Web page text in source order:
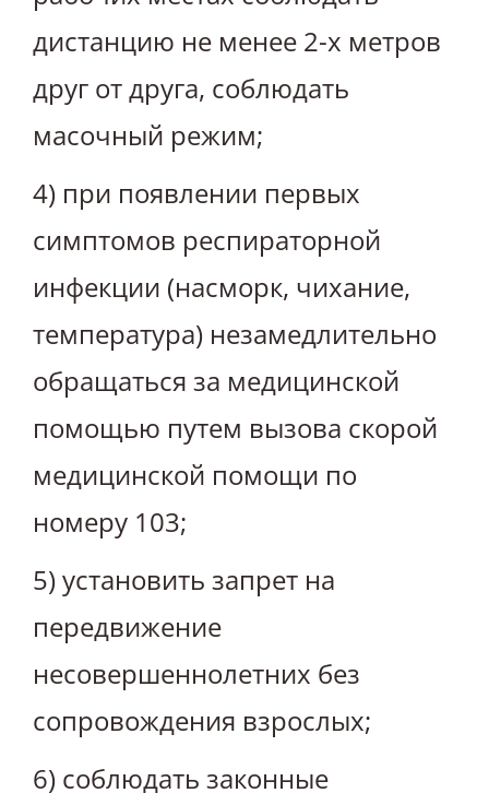
дистанцию не менее 2-х метров
друг от друга, соблюдать
масочный режим;
4) при появлении первых
симптомов респираторной
инфекции (насморк, чихание,
температура) незамедлительно
обращаться за медицинской
помощью путем вызова скорой
медицинской помощи по
номеру 103;
5) установить запрет на
передвижение
несовершеннолетних без
сопровождения взрослых;
6) соблюдать законные